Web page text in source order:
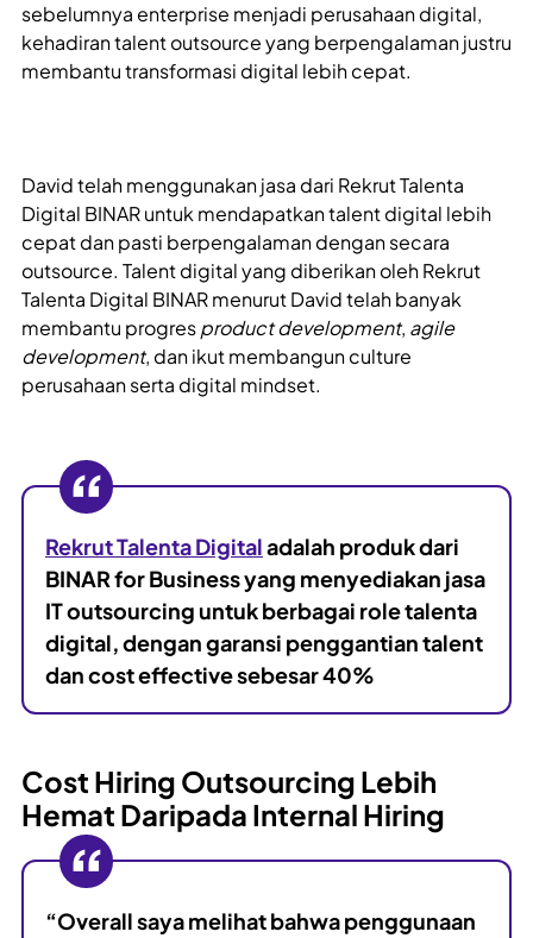
sebelumnya enterprise menjadi perusahaan digital,
kehadiran talent outsource yang berpengalaman justru
membantu transformasi digital lebih cepat.
David telah menggunakan jasa dari Rekrut Talenta
Digital BINAR untuk mendapatkan talent digital lebih
cepat dan pasti berpengalaman dengan secara
outsource. Talent digital yang diberikan oleh Rekrut
Talenta Digital BINAR menurut David telah banyak
membantu progresproduct development, agile
development, dan ikut membangun culture
perusahaan serta digital mindset.
Rekrut Talenta Digitaladalah produk dari
BINAR for Business yang menyediakan jasa
IT outsourcing untuk berbagai role talenta
digital, dengan garansi penggantian talent
dan cost effective sebesar 40%
Cost Hiring Outsourcing Lebih
Hemat Daripada Internal Hiring
“Overall saya melihat bahwa penggunaan